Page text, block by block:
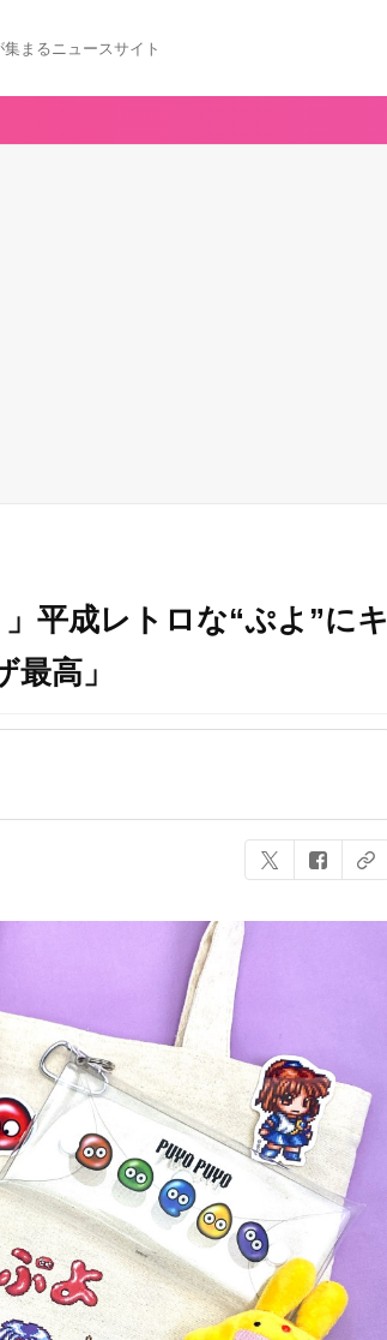
まるニュースサイト
平成レトロな“ぷよ”にキ
高」